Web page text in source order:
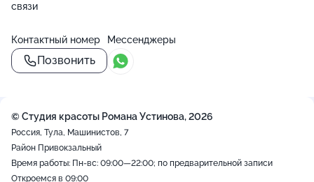
связи
Контактный номер
Позвонить
Мессенджеры
© Студия красоты Романа Устинова, 2026
Россия, Тула, Машинистов, 7
Район Привокзальный
Время работы: Пн-вс: 09:00—22:00; по предварительной записи
Откроемся в 09:00